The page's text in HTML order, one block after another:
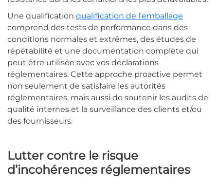
Une qualification qualification de l’emballage
comprend des tests de performance dans des
conditions normales et extrêmes, des études de
répétabilité et une documentation complète qui
peut être utilisée avec vos déclarations
réglementaires. Cette approche proactive permet
non seulement de satisfaire les autorités
réglementaires, mais aussi de soutenir les audits de
qualité internes et la surveillance des clients et/ou
des fournisseurs.
Lutter contre le risque
d’incohérences réglementaires